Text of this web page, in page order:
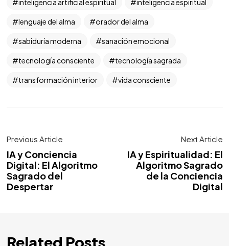
inteligencia artificial espiritual inteligencia espiritual
lenguaje del alma orador del alma
sabiduría moderna sanación emocional
tecnología consciente tecnología sagrada
transformación interior vida consciente
Previous Article
IA y Conciencia
Digital: El Algoritmo
Sagrado del
Despertar
Next Article
IA y Espiritualidad: El
Algoritmo Sagrado
de la Conciencia
Digital
Related Posts